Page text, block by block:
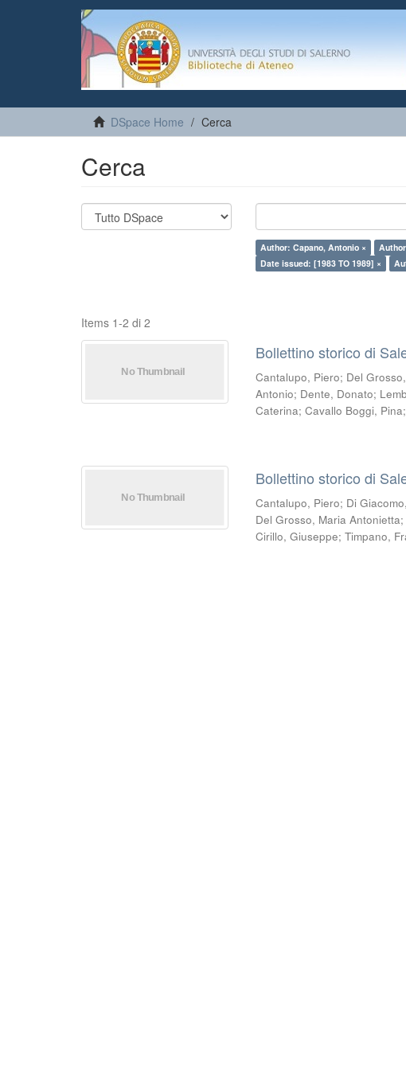
DSpace Home Cerca
Cerca
Author: Capano, Antonio ×
Date issued: [1983 TO 1989] ×
Items 1-2 di 2
Bollettino storico di
Cantalupo, Piero; Del
Antonio; Dente, Donato;
Caterina;Cavallo Boggi, Pina
Bollettino storico di
Cantalupo, Piero; Di
Del Grosso, Maria Antonietta
Cirillo, Giuseppe;Timpano,